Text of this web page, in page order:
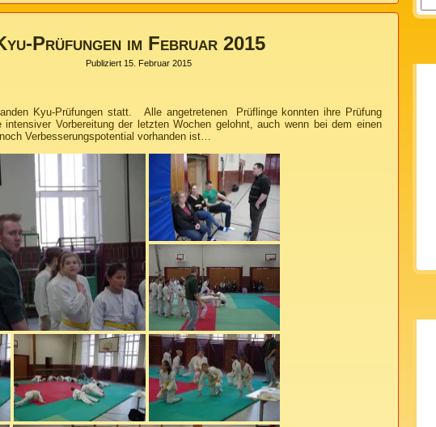
Prüfungen im Februar 2015
Publiziert 15. Februar 2015
Kyu-Prüfungen statt. Alle angetretenen Prüflinge konnten ihre Prüfung
Vorbereitung der letzten Wochen gelohnt, auch wenn bei dem einen
Verbesserungspotential vorhanden ist…